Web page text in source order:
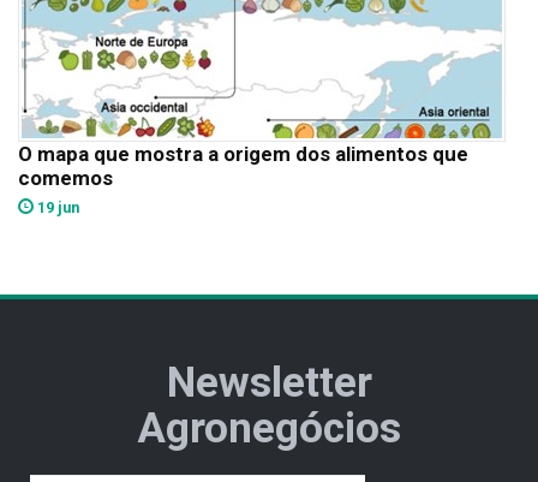
O mapa que mostra a origem dos alimentos que
comemos
19 jun
Newsletter
Agronegócios